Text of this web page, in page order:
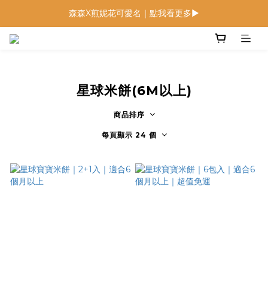
低鈉燉飯燉麵回歸 趕緊補貨！
森森X煎妮花可愛名｜點我看更多▶
星球米餅(6M以上)
商品排序
每頁顯示 24 個